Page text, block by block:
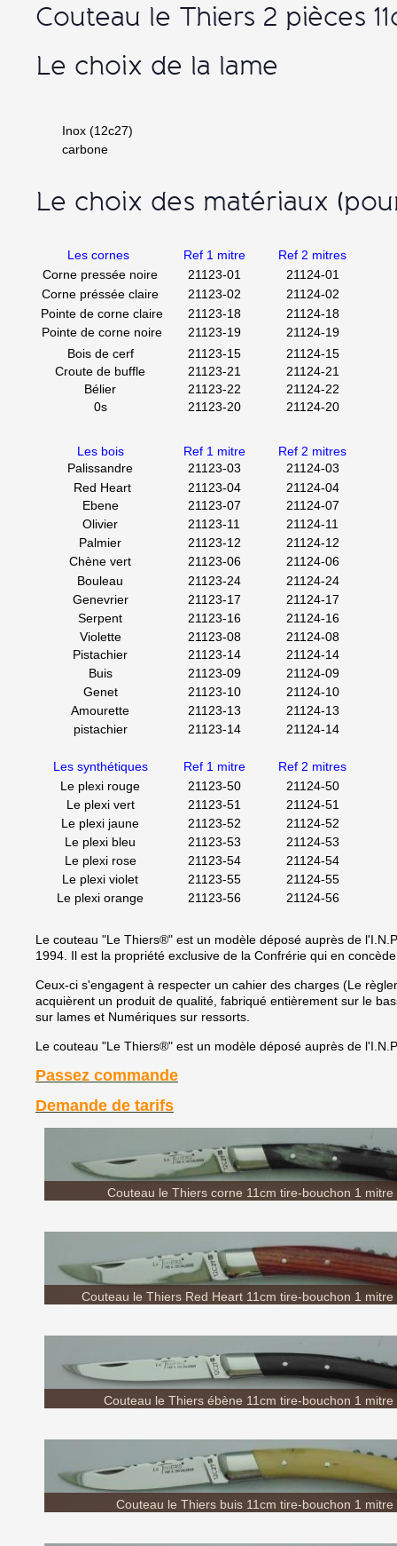
Couteau le Thiers 2 pièces
Le choix de la lame
Inox (12c27)
carbone
Le choix des matériaux
Les cornes Ref 1 mitre
Ref 2 mitres
Corne pressée noire
21123-01
21124-01
Corne préssée claire
21123-02
21124-02
Pointe de corne claire
21123-18
21124-18
Pointe de corne noire
21123-19
21124-19
Bois de cerf
21123-15
21124-15
Croute de buffle
21123-21
21124-21
Bélier
21123-22
21124-22
0s
21123-20 21124-20
Les bois Ref 1 mitre
Ref 2 mitres
Palissandre
21123-03
21124-03
Red Heart
21123-04
21124-04
Ebene
21123-07
21124-07
Olivier
21123-11
21124-11
Palmier
21123-12
21124-12
Chène vert
21123-06
21124-06
Bouleau
21123-24
21124-24
Genevrier
21123-17
21124-17
Serpent
21123-16
21124-16
Violette
21123-08
21124-08
Pistachier
21123-14
21124-14
Buis
21123-09
21124-09
Genet
21123-10
21124-10
Amourette
21123-13
21124-13
pistachier
21123-14 21124-14
Les synthétiques Ref 1 mitre
Ref 2 mitres
Le plexi rouge
21123-50
21124-50
Le plexi vert
21123-51
21124-51
Le plexi jaune
21123-52
21124-52
Le plexi bleu
21123-53
21124-53
Le plexi rose
21123-54
21124-54
Le plexi violet
21123-55
21124-55
Le plexi orange
21123-56 21124-56
Le couteau "Le Thiers®" est un modèle déposé auprès de
1994. Il est la propriété exclusive de la Confrérie qui en
Ceux-ci s'engagent à respecter un cahier des charges (Le
acquièrent un produit de qualité, fabriqué entièrement sur le
sur lames et Numériques sur ressorts.
Le couteau "Le Thiers®" est un modèle déposé auprès de
Passez commande
Demande de tarifs
Couteau le Thiers corne 11cm tire-bouchon 1 mitre
Couteau le Thiers Red Heart 11cm tire-bouchon 1 mitre
Couteau le Thiers ébène 11cm tire-bouchon 1 mitre
Couteau le Thiers buis 11cm tire-bouchon 1 mitre